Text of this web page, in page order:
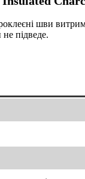
шви
підведе.